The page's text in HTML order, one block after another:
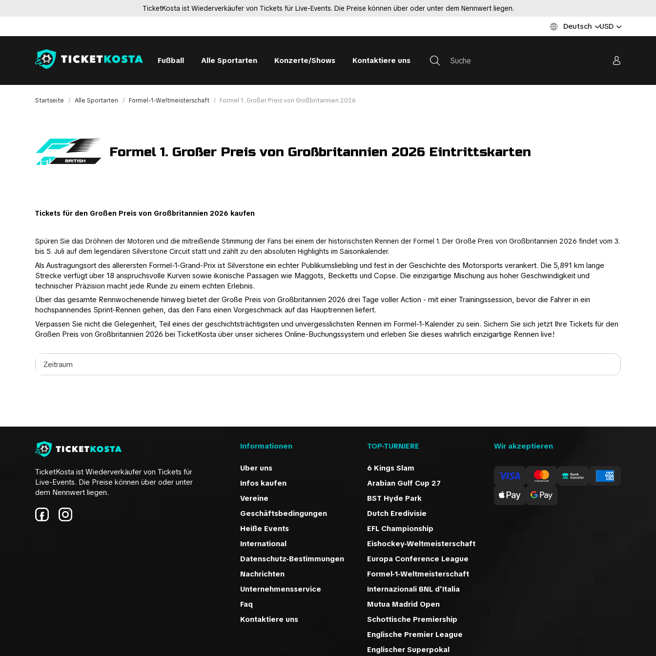
TicketKosta ist Wiederverkäufer von Tickets für Live-Events. Die Preise können über oder unter dem Nennwert liegen.
Deutsch USD
Fußball Alle Sportarten Konzerte/Shows Kontaktiere uns
Startseite Alle Sportarten Formel-1-Weltmeisterschaft Formel 1. Großer Preis von Großbritannien 2026
Formel 1. Großer Preis von Großbritannien 2026 Eintrittskarten
Tickets für den Großen Preis von Großbritannien 2026 kaufen
Spüren Sie das Dröhnen der Motoren und die mitreißende Stimmung der Fans bei einem der historischsten Rennen der Formel 1. Der Große Preis von Großbritannien 2026 findet vom 3.
bis 5. Juli auf dem legendären Silverstone Circuit statt und zählt zu den absoluten Highlights im Saisonkalender.
Als Austragungsort des allerersten Formel-1-Grand-Prix ist Silverstone ein echter Publikumsliebling und fest in der Geschichte des Motorsports verankert. Die 5,891 km lange
Strecke verfügt über 18 anspruchsvolle Kurven sowie ikonische Passagen wie Maggots, Becketts und Copse. Die einzigartige Mischung aus hoher Geschwindigkeit und
technischer Präzision macht jede Runde zu einem echten Erlebnis.
Über das gesamte Rennwochenende hinweg bietet der Große Preis von Großbritannien 2026 drei Tage voller Action - mit einer Trainingssession, bevor die Fahrer in ein
hochspannendes Sprint-Rennen gehen, das den Fans einen Vorgeschmack auf das Hauptrennen liefert.
Verpassen Sie nicht die Gelegenheit, Teil eines der geschichtsträchtigsten und unvergesslichsten Rennen im Formel-1-Kalender zu sein. Sichern Sie sich jetzt Ihre Tickets für den
Großen Preis von Großbritannien 2026 bei TicketKosta über unser sicheres Online-Buchungssystem und erleben Sie dieses wahrlich einzigartige Rennen live!
TicketKosta ist Wiederverkäufer von Tickets für
Live-Events. Die Preise können über oder unter
dem Nennwert liegen.
Informationen
Uber uns
Infos kaufen
Vereine
Geschäftsbedingungen
Heiße Events
International
Datenschutz-Bestimmungen
Nachrichten
Unternehmensservice
Faq
Kontaktiere uns
TOP-TURNIERE
6 Kings Slam
Arabian Gulf Cup 27
BST Hyde Park
Dutch Eredivisie
EFL Championship
Eishockey-Weltmeisterschaft
Europa Conference League
Formel-1-Weltmeisterschaft
Internazionali BNL d'Italia
Mutua Madrid Open
Schottische Premiership
Englische Premier League
Englischer Superpokal
Wir akzeptieren